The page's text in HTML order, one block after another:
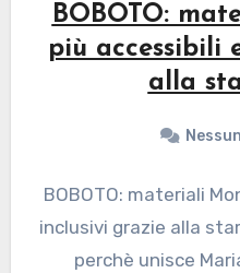
BOBOTO:
più accessibili
alla
BOBOTO: materiali
inclusivi grazie alla
perchè unisce